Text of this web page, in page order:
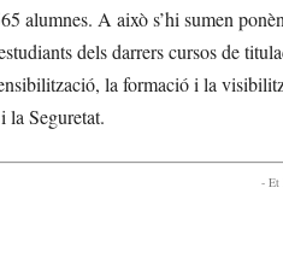
alumnes. A això s’hi sumen
dels darrers cursos de
la formació i la
la Seguretat.
- Et